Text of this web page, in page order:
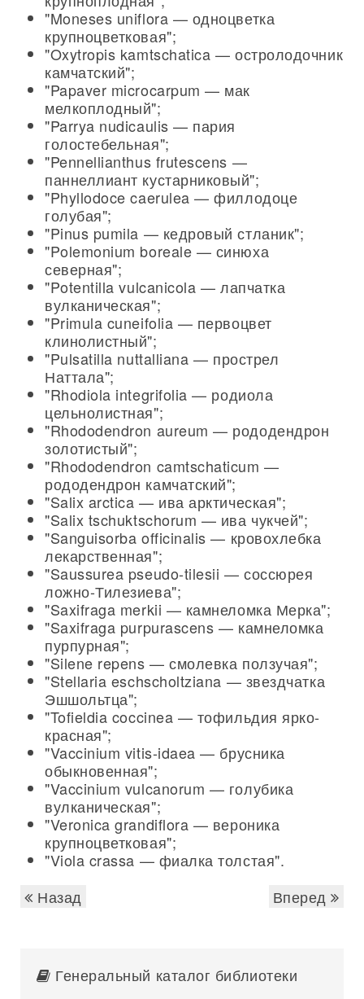
"Moneses uniflora — одноцветка
крупноцветковая";
"Oxytropis kamtschatica — остролодочник
камчатский";
"Papaver microcarpum — мак
мелкоплодный";
"Parrya nudicaulis — пария
голостебельная";
"Pennellianthus frutescens —
паннеллиант кустарниковый";
"Phyllodoce caerulea — филлодоце
голубая";
"Pinus pumila — кедровый стланик";
"Polemonium boreale — синюха
северная";
"Potentilla vulcanicola — лапчатка
вулканическая";
"Primula cuneifolia — первоцвет
клинолистный";
"Pulsatilla nuttalliana — прострел
Наттала";
"Rhodiola integrifolia — родиола
цельнолистная";
"Rhododendron aureum — рододендрон
золотистый";
"Rhododendron camtschaticum —
рододендрон камчатский";
"Salix arctica — ива арктическая";
"Salix tschuktschorum — ива чукчей";
"Sanguisorba officinalis — кровохлебка
лекарственная";
"Saussurea pseudo-tilesii — соссюрея
ложно-Тилезиева";
"Saxifraga merkii — камнеломка Мерка";
"Saxifraga purpurascens — камнеломка
пурпурная";
"Silene repens — смолевка ползучая";
"Stellaria eschscholtziana — звездчатка
Эшшольтца";
"Tofieldia coccinea — тофильдия ярко-
красная";
"Vaccinium vitis-idaea — брусника
обыкновенная";
"Vaccinium vulcanorum — голубика
вулканическая";
"Veronica grandiflora — вероника
крупноцветковая";
"Viola crassa — фиалка толстая".
Назад
Вперед
Генеральный каталог библиотеки